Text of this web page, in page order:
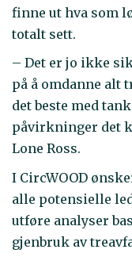
finne ut hva som
totalt sett.
– Det er jo ikke
på å omdanne alt
det beste med
påvirkninger det
Lone Ross.
I CircWOOD
alle potensielle
utføre analyser
gjenbruk av